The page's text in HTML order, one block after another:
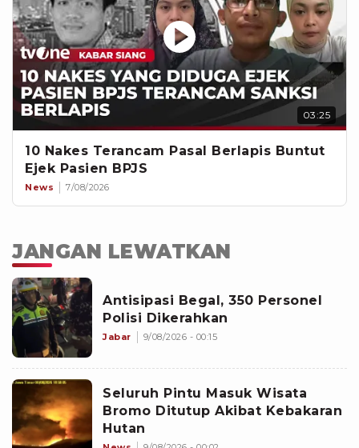
03:25
10 Nakes Terancam Pasal Berlapis Buntut
Ejek Pasien BPJS
News 7/08/2026
JANGAN LEWATKAN
Antisipasi Begal, 350 Personel
Polisi Dikerahkan
Jabar 9/08/2026 - 00:15
Seluruh Pintu Masuk Wisata
Bromo Ditutup Akibat Kebakaran
Hutan